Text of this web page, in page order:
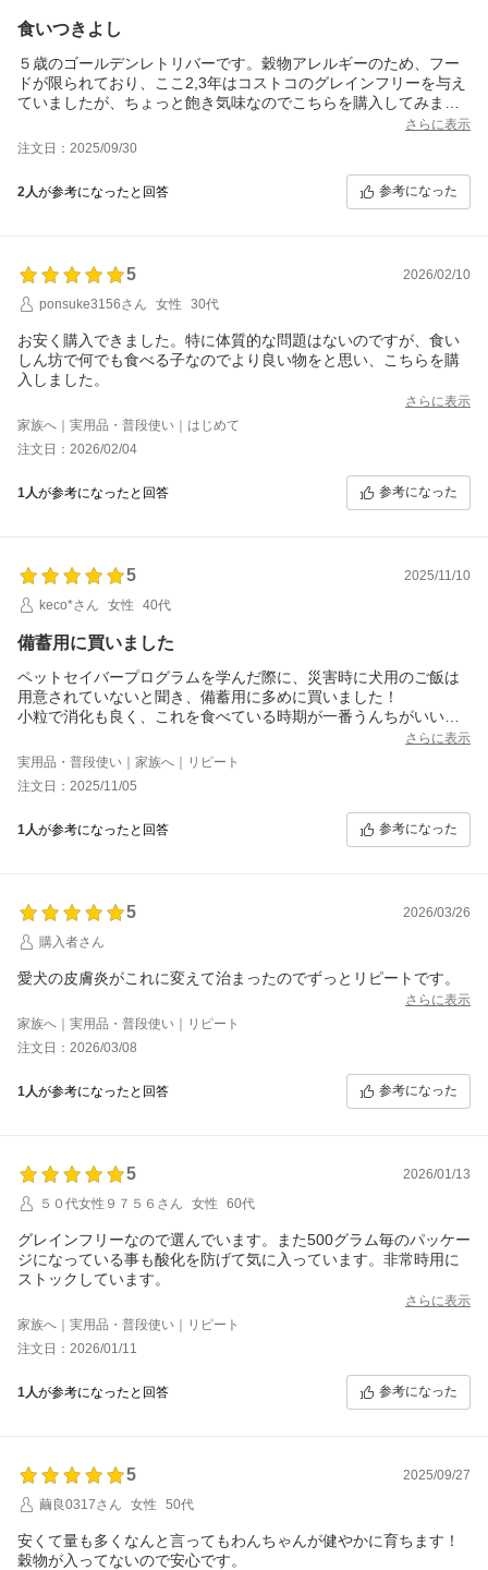
食いつきよし
５歳のゴールデンレトリバーです。穀物アレルギーのため、フー
ドが限られており、ここ2,3年はコストコのグレインフリーを与え
ていましたが、ちょっと飽き気味なのでこちらを購入してみまし
た。まずはホームセンターで2kg買って、食いつきいいのでネット
でこちらを購入
国産品で品質も良さそうなので安心して与えています。
さらに表示
注文日：2025/09/30
2人が参考になったと回答 参考になった
5
2026/02/10
ponsuke3156さん
女性 30代
お安く購入できました。特に体質的な問題はないのですが、食い
しん坊で何でも食べる子なのでより良い物をと思い、こちらを購
入しました。
さらに表示
家族へ｜実用品・普段使い｜はじめて
注文日：2026/02/04
1人が参考になったと回答 参考になった
5
2025/11/10
keco*さん
女性 40代
備蓄用に買いました
ペットセイバープログラムを学んだ際に、災害時に犬用のご飯は
用意されていないと聞き、備蓄用に多めに買いました！
小粒で消化も良く、これを食べている時期が一番うんちがいい感
さらに表示
実用品・普段使い｜家族へ｜リピート
注文日：2025/11/05
1人が参考になったと回答 参考になった
5
2026/03/26
購入者さん
愛犬の皮膚炎がこれに変えて治まったのでずっとリピートです。
さらに表示
家族へ｜実用品・普段使い｜リピート
注文日：2026/03/08
1人が参考になったと回答 参考になった
5
2026/01/13
５０代女性９７５６さん
女性 60代
グレインフリーなので選んでいます。また500グラム毎のパッケー
ジになっている事も酸化を防げて気に入っています。非常時用に
ストックしています。
さらに表示
家族へ｜実用品・普段使い｜リピート
注文日：2026/01/11
1人が参考になったと回答 参考になった
5
2025/09/27
繭良0317さん
女性 50代
安くて量も多くなんと言ってもわんちゃんが健やかに育ちます！
穀物が入ってないので安心です。